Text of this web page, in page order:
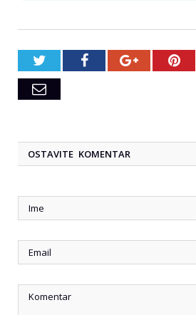
TwitterFacebookGoogle+
Email
OSTAVITE KOMENTAR